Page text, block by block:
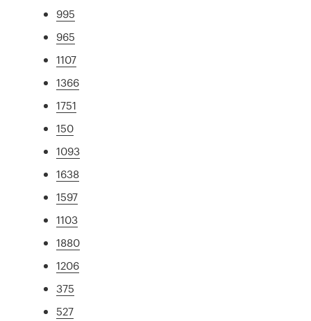
995
965
1107
1366
1751
150
1093
1638
1597
1103
1880
1206
375
527